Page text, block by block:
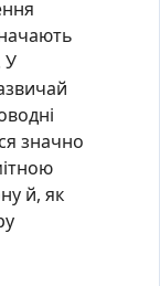
У
значно
й, як